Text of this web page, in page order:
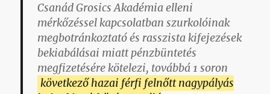
Csanád Grosics Akadémia elleni
mérkőzéssel kapcsolatban szurkolóinak
megbotránkoztató és rasszista kifejezések
bekiabálásai miatt pénzbüntetés
megfizetésére kötelezi, továbbá 1 soron
következő hazai férfi felnőtt nagypályás